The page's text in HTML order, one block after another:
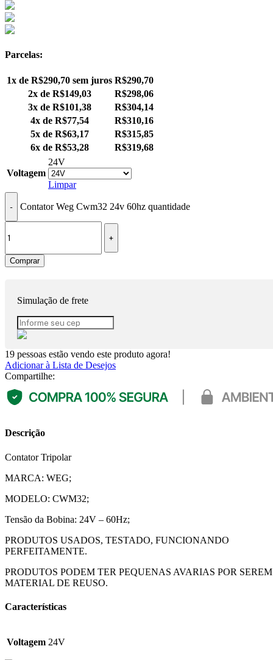
Parcelas:
1x de R$290,70 sem juros R$290,70
2x de R$149,03 R$298,06
3x de R$101,38 R$304,14
4x de R$77,54 R$310,16
5x de R$63,17 R$315,85
6x de R$53,28 R$319,68
Voltagem
24V
Limpar
Contator Weg Cwm32 24v 60hz quantidade
Comprar
Simulação de frete
19 pessoas estão vendo este produto agora!
Adicionar à Lista de Desejos
Compartilhe:
Descrição
Contator Tripolar
MARCA: WEG;
MODELO: CWM32;
Tensão da Bobina: 24V – 60Hz;
PRODUTOS USADOS, TESTADO, FUNCIONANDO
PERFEITAMENTE.
PRODUTOS PODEM TER PEQUENAS AVARIAS POR SEREM
MATERIAL DE REUSO.
Características
Voltagem 24V